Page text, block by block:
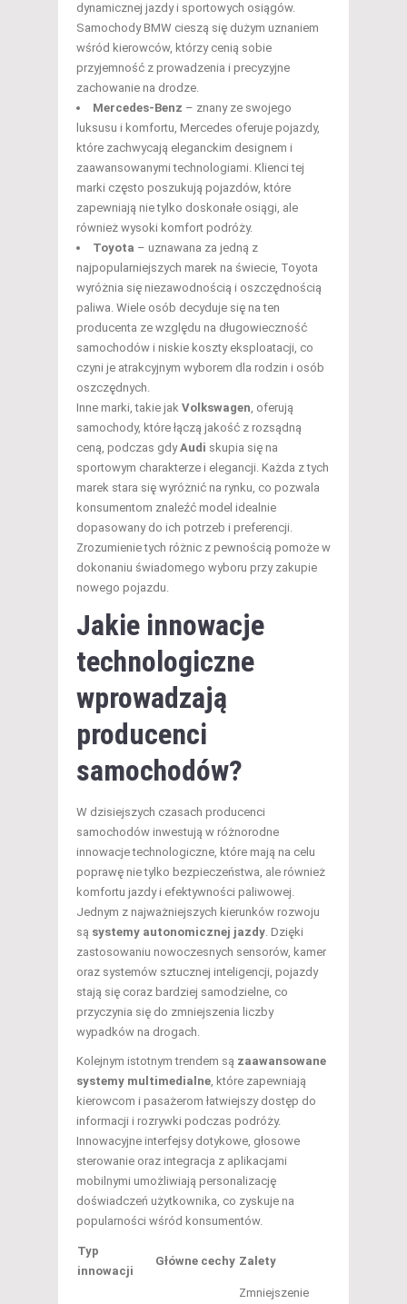
dynamicznej jazdy i sportowych osiągów.
Samochody BMW cieszą się dużym uznaniem
wśród kierowców, którzy cenią sobie
przyjemność z prowadzenia i precyzyjne
zachowanie na drodze.
Mercedes-Benz – znany ze swojego
luksusu i komfortu, Mercedes oferuje pojazdy,
które zachwycają eleganckim designem i
zaawansowanymi technologiami. Klienci tej
marki często poszukują pojazdów, które
zapewniają nie tylko doskonałe osiągi, ale
również wysoki komfort podróży.
Toyota – uznawana za jedną z
najpopularniejszych marek na świecie, Toyota
wyróżnia się niezawodnością i oszczędnością
paliwa. Wiele osób decyduje się na ten
producenta ze względu na długowieczność
samochodów i niskie koszty eksploatacji, co
czyni je atrakcyjnym wyborem dla rodzin i osób
oszczędnych.
Inne marki, takie jak Volkswagen, oferują
samochody, które łączą jakość z rozsądną
ceną, podczas gdyAudi skupia się na
sportowym charakterze i elegancji. Każda z tych
marek stara się wyróżnić na rynku, co pozwala
konsumentom znaleźć model idealnie
dopasowany do ich potrzeb i preferencji.
Zrozumienie tych różnic z pewnością pomoże w
dokonaniu świadomego wyboru przy zakupie
nowego pojazdu.
Jakie innowacje
technologiczne
wprowadzają
producenci
samochodów?
W dzisiejszych czasach producenci
samochodów inwestują w różnorodne
innowacje technologiczne, które mają na celu
poprawę nie tylko bezpieczeństwa, ale również
komfortu jazdy i efektywności paliwowej.
Jednym z najważniejszych kierunków rozwoju
są systemy autonomicznej jazdy. Dzięki
zastosowaniu nowoczesnych sensorów, kamer
oraz systemów sztucznej inteligencji, pojazdy
stają się coraz bardziej samodzielne, co
przyczynia się do zmniejszenia liczby
wypadków na drogach.
Kolejnym istotnym trendem są zaawansowane
systemy multimedialne, które zapewniają
kierowcom i pasażerom łatwiejszy dostęp do
informacji i rozrywki podczas podróży.
Innowacyjne interfejsy dotykowe, głosowe
sterowanie oraz integracja z aplikacjami
mobilnymi umożliwiają personalizację
doświadczeń użytkownika, co zyskuje na
popularności wśród konsumentów.
Typ
innowacji
Główne cechy Zalety
Zmniejszenie